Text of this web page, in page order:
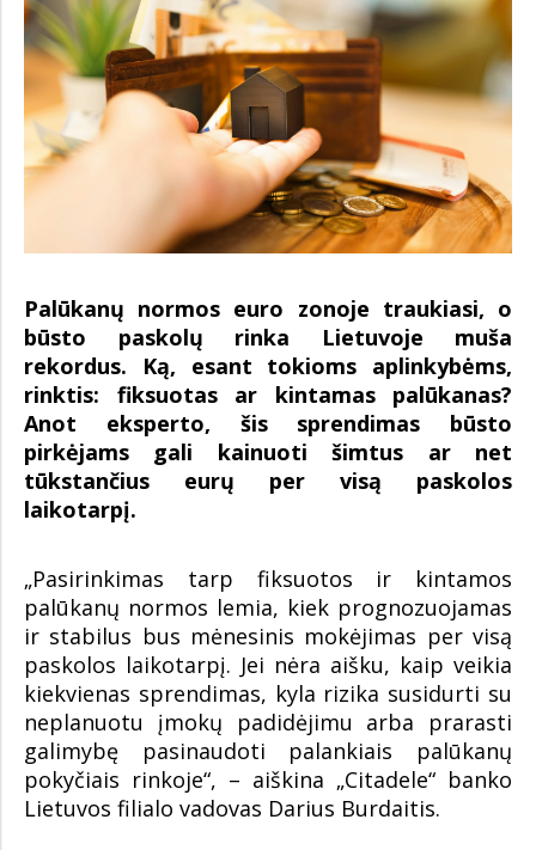
Palūkanų normos euro zonoje traukiasi, o
būsto paskolų rinka Lietuvoje muša
rekordus. Ką, esant tokioms aplinkybėms,
rinktis: fiksuotas ar kintamas palūkanas?
Anot eksperto, šis sprendimas būsto
pirkėjams gali kainuoti šimtus ar net
tūkstančius eurų per visą paskolos
laikotarpį.
„Pasirinkimas tarp fiksuotos ir kintamos
palūkanų normos lemia, kiek prognozuojamas
ir stabilus bus mėnesinis mokėjimas per visą
paskolos laikotarpį. Jei nėra aišku, kaip veikia
kiekvienas sprendimas, kyla rizika susidurti su
neplanuotu įmokų padidėjimu arba prarasti
galimybę pasinaudoti palankiais palūkanų
pokyčiais rinkoje“, – aiškina „Citadele“ banko
Lietuvos filialo vadovas Darius Burdaitis.